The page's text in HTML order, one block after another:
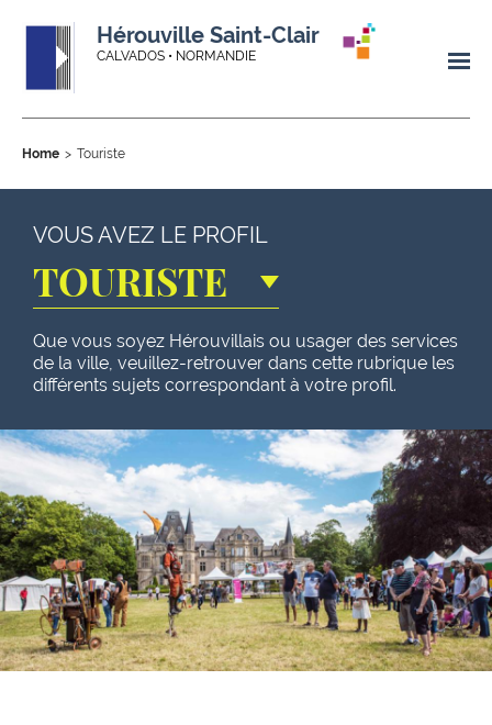
Hérouville Saint-Clair
CALVADOS • NORMANDIE
Home Touriste
VOUS AVEZ LE PROFIL
TOURISTE
Que vous soyez Hérouvillais ou usager des services
de la ville, veuillez-retrouver dans cette rubrique les
différents sujets correspondant à votre profil.